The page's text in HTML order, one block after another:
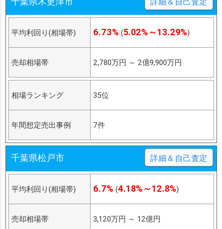
平均利回り(相場帯) 6.73% (5.02%～13.29%)
売却相場帯 2,780万円 ～ 2億9,900万円
相場ランキング 35位
年間想定売出事例 7件
千葉県松戸市 詳細＆自己査定
平均利回り(相場帯) 6.7% (4.18%～12.8%)
売却相場帯 3,120万円 ～ 12億円